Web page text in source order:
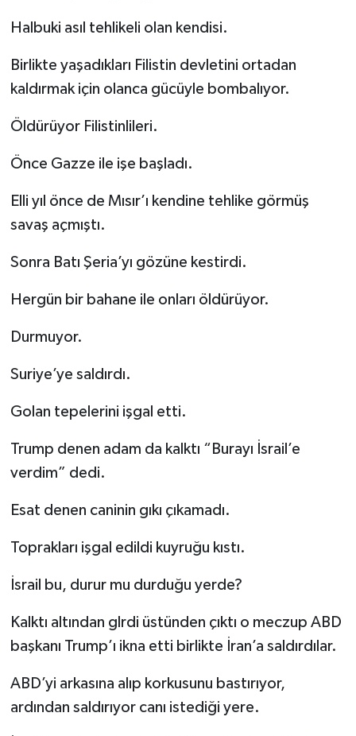
Halbuki asıl tehlikeli olan kendisi.
Birlikte yaşadıkları Filistin devletini ortadan
kaldırmak için olanca gücüyle bombalıyor.
Öldürüyor Filistinlileri.
Önce Gazze ile işe başladı.
Elli yıl önce de Mısır’ı kendine tehlike görmüş
savaş açmıştı.
Sonra Batı Şeria’yı gözüne kestirdi.
Hergün bir bahane ile onları öldürüyor.
Durmuyor.
Suriye’ye saldırdı.
Golan tepelerini işgal etti.
Trump denen adam da kalktı “Burayı İsrail’e
verdim” dedi.
Esat denen caninin gıkı çıkamadı.
Toprakları işgal edildi kuyruğu kıstı.
İsrail bu, durur mu durduğu yerde?
Kalktı altından glrdi üstünden çıktı o meczup ABD
başkanı Trump’ı ikna etti birlikte İran’a saldırdılar.
ABD’yi arkasına alıp korkusunu bastırıyor,
ardından saldırıyor canı istediği yere.